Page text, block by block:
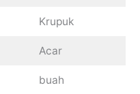
Krupuk
Acar
buah